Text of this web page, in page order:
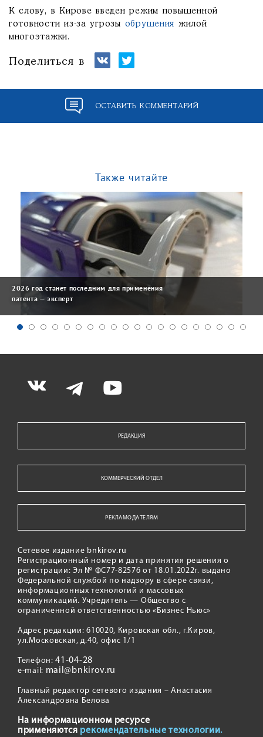
К слову, в Кирове введен режим повышенной
готовности из-за угрозы обрушения жилой
многоэтажки.
Поделиться в
ОСТАВИТЬ КОММЕНТАРИЙ
Также читайте
2026 год станет последним для применения
патента — эксперт
РЕДАКЦИЯ
КОММЕРЧЕСКИЙ ОТДЕЛ
РЕКЛАМОДАТЕЛЯМ
Сетевое издание bnkirov.ru
Регистрационный номер и дата принятия решения о
регистрации: Эл № ФС77-82576 от 18.01.2022г. выдано
Федеральной службой по надзору в сфере связи,
информационных технологий и массовых
коммуникаций. Учредитель — Общество с
ограниченной ответственностью «Бизнес Ньюс»
Адрес редакции: 610020, Кировская обл., г.Киров,
ул.Московская, д.40, офис 1/1
Телефон:41-04-28
e-mail: mail@bnkirov.ru
Главный редактор сетевого издания – Анастасия
Александровна Белова
На информационном ресурсе
применяются рекомендательные технологии.